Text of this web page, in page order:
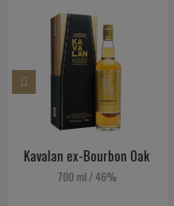
Teeling Whiskey Small
Batch